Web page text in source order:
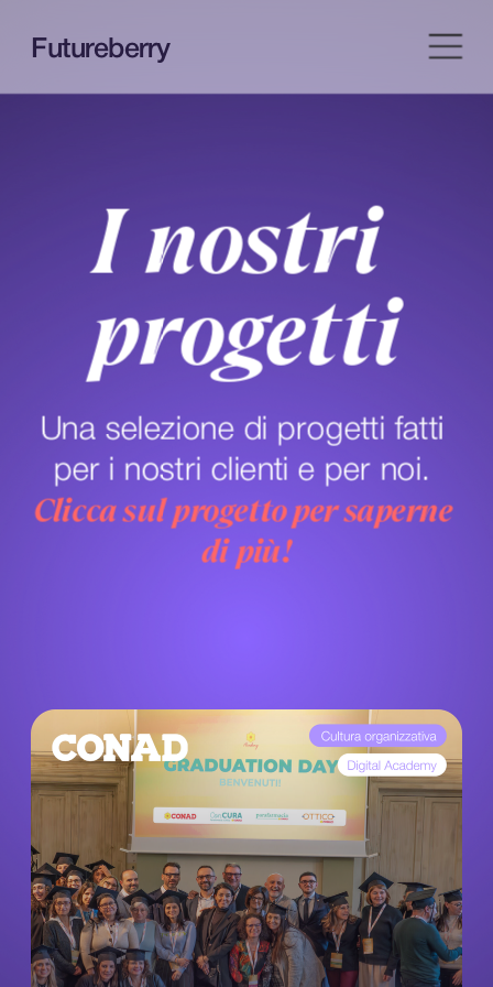
Futureberry
I nostri
progetti
Una selezione di progetti fatti
per i nostri clienti e per noi.
Clicca sul progetto per saperne
di più!